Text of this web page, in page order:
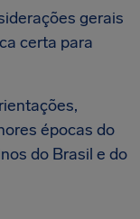
gerais
certa para
épocas do
do Brasil e do